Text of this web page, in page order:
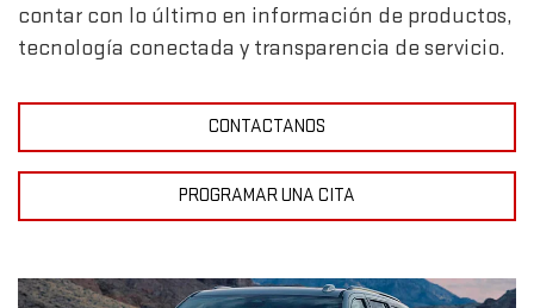
contar con lo último en información de productos,
tecnología conectada y transparencia de servicio.
CONTACTANOS
PROGRAMAR UNA CITA